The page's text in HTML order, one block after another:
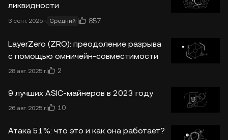
ликвидности
3 сент. 2025 г. Средний 857
LayerZero (ZRO): преодоление разрыва
с помощью омничейн-совместимости
28 авг. 2025 г. 2
9 лучших ASIC-майнеров в 2023 году
26 авг. 2025 г. 10
Атака 51%: что это и как она работает?